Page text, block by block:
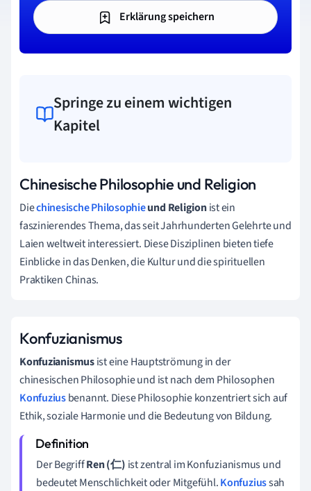
Erklärung speichern
Springe zu einem wichtigen
Kapitel
Chinesische Philosophie und Religion
Diechinesische Philosophieund Religionist ein
faszinierendes Thema, das seit Jahrhunderten Gelehrte und
Laien weltweit interessiert. Diese Disziplinen bieten tiefe
Einblicke in das Denken, die Kultur und die spirituellen
Praktiken Chinas.
Konfuzianismus
Konfuzianismusist eine Hauptströmung in der
chinesischen Philosophie und ist nach dem Philosophen
Konfuziusbenannt. Diese Philosophie konzentriert sich auf
Ethik, soziale Harmonie und die Bedeutung von Bildung.
Der BegriffRen (仁) ist zentral im Konfuzianismus und
bedeutet Menschlichkeit oder Mitgefühl.Konfuziussah